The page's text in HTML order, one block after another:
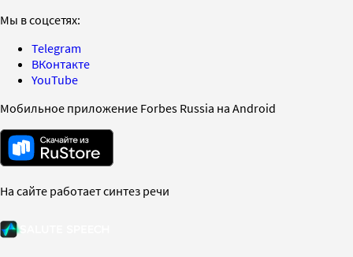
Мы в соцсетях:
Telegram
ВКонтакте
YouTube
Мобильное приложение Forbes Russia на Android
На сайте работает синтез речи